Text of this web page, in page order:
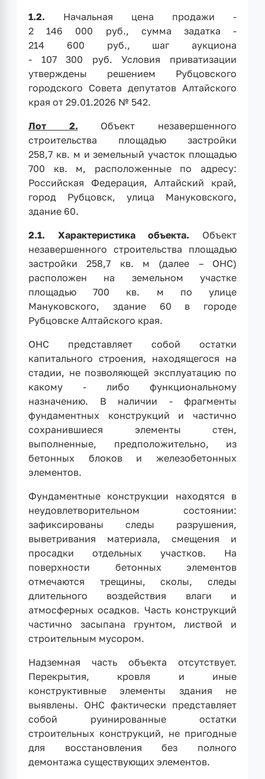
1.2. Начальная цена продажи -
2 146 000 руб., сумма задатка -
214 600 руб., шаг аукциона
- 107 300 руб. Условия приватизации
утверждены решением Рубцовского
городского Совета депутатов Алтайского
края от 29.01.2026 № 542.
Лот 2.
Объект незавершенного
строительства площадью застройки
258,7 кв. м и земельный участок площадью
700 кв. м, расположенные по адресу:
Российская Федерация, Алтайский край,
город Рубцовск, улица Мануковского,
здание 60.
2.1.
Характеристика объекта. Объект
незавершенного строительства площадью
застройки 258,7 кв. м (далее – ОНС)
расположен на земельном участке
площадью 700 кв. м по улице
Мануковского, здание 60 в городе
Рубцовске Алтайского края.
ОНС представляет собой остатки
капитального строения, находящегося на
стадии, не позволяющей эксплуатацию по
какому - либо функциональному
назначению. В наличии - фрагменты
фундаментных конструкций и частично
сохранившиеся элементы стен,
выполненные, предположительно, из
бетонных блоков и железобетонных
элементов.
Фундаментные конструкции находятся в
неудовлетворительном состоянии:
зафиксированы следы разрушения,
выветривания материала, смещения и
просадки отдельных участков. На
поверхности бетонных элементов
отмечаются трещины, сколы, следы
длительного воздействия влаги и
атмосферных осадков. Часть конструкций
частично засыпана грунтом, листвой и
строительным мусором.
Надземная часть объекта отсутствует.
Перекрытия, кровля и иные
конструктивные элементы здания не
выявлены. ОНС фактически представляет
собой руинированные остатки
строительных конструкций, не пригодные
для восстановления без полного
демонтажа существующих элементов.